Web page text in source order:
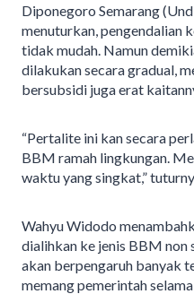
Diponegoro Semarang
menuturkan, pengendalian
tidak mudah. Namun
dilakukan secara gradual,
bersubsidi juga erat
“Pertalite ini kan secara
BBM ramah lingkungan.
waktu yang singkat,”
Wahyu Widodo
dialihkan ke jenis BBM
akan berpengaruh banyak
memang pemerintah